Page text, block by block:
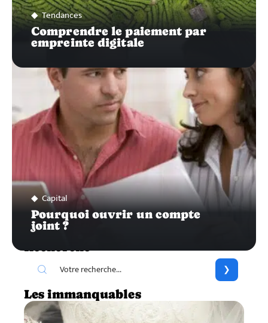
Tendances
Comprendre le paiement par
empreinte digitale
Capital
Pourquoi ouvrir un compte
joint ?
Recherche
Les immanquables